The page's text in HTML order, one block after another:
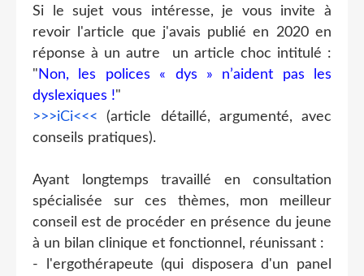
Si le sujet vous intéresse, je vous invite à
revoir l'article que j'avais publié en 2020 en
réponse à un autre un article choc intitulé :
" Non, les polices « dys » n’aident pas les
dyslexiques !"
>>>iCi<<< (article détaillé, argumenté, avec
conseils pratiques).
Ayant longtemps travaillé en consultation
spécialisée sur ces thèmes, mon meilleur
conseil est de procéder en présence du jeune
à un bilan clinique et fonctionnel, réunissant :
- l'ergothérapeute (qui disposera d'un panel